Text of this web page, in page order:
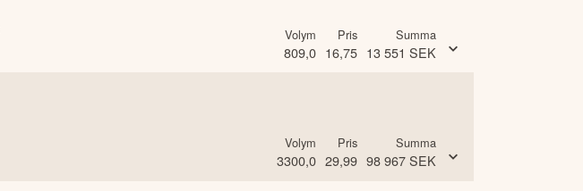
Volym
809,0
Pris
16,75
Summa
13 551 SEK
Volym
3300,0
Pris
29,99
Summa
98 967 SEK